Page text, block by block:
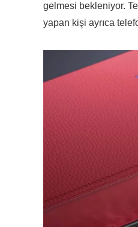
gelmesi bekleniyor.
yapan kişi ayrıca